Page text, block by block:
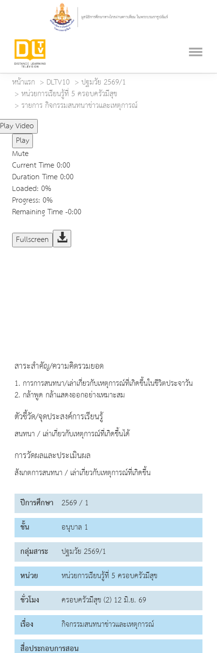
หน้าแรก DLTV10
ปฐมวัย 2569/1
หน่วยการเรียนรู้ที่ 5 ครอบครัวมีสุข
รายการ กิจกรรมสนทนาข่าวและเหตุการณ์
Play Video
Play
Mute
Current Time0:00
Duration Time0:00
Loaded: 0%
Progress: 0%
Remaining Time-0:00
Fullscreen
สาระสำคัญ/ความคิดรวมยอด
1. การการสนทนา/เล่าเกี่ยวกับเหตุการณ์ที่เกิดขึ้นในชีวิตประจาวัน
2. กล้าพูด กล้าแสดงออกอย่างเหมาะสม
ตัวชี้วัด/จุดประสงค์การเรียนรู้
สนทนา / เล่าเกี่ยวกับเหตุการณ์ที่เกิดขึ้นได้
การวัดผลและประเมินผล
สังเกตการสนทนา / เล่าเกี่ยวกับเหตุการณ์ที่เกิดขึ้น
ปีการศึกษา 2569 / 1
ชั้น
อนุบาล 1
กลุ่มสาระ
ปฐมวัย 2569/1
หน่วย
หน่วยการเรียนรู้ที่ 5 ครอบครัวมีสุข
ชั่วโมง
ครอบครัวมีสุข (2) 12 มิ.ย. 69
เรื่อง
กิจกรรมสนทนาข่าวและเหตุการณ์
สื่อประกอบการสอน